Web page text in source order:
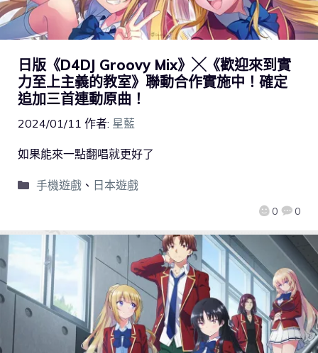
日版《D4DJ Groovy Mix》╳《歡迎來到實
力至上主義的教室》聯動合作實施中！確定
追加三首連動原曲！
2024/01/11 作者: 星藍
0 0
如果能來一點翻唱就更好了
手機遊戲、 日本遊戲